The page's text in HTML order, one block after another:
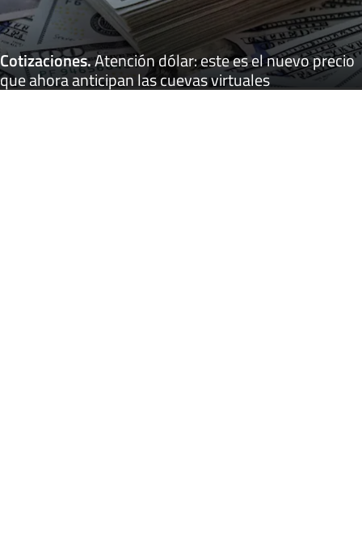
Cotizaciones.Atención dólar: este es el nuevo precio
que ahora anticipan las cuevas virtuales